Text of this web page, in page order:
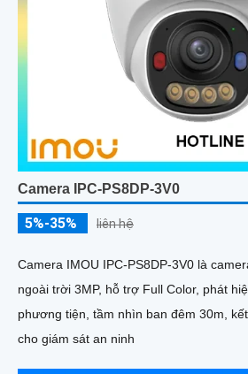
Camera IPC-PS8DP-3V0
5%-35% liên hệ
Camera IMOU IPC-PS8DP-3V0 là
ngoài trời 3MP, hỗ trợ Full Color, phát
phương tiện, tầm nhìn ban đêm 30m,
cho giám sát an ninh